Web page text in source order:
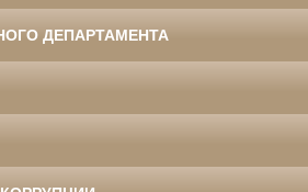
ДЕПАРТАМЕНТА